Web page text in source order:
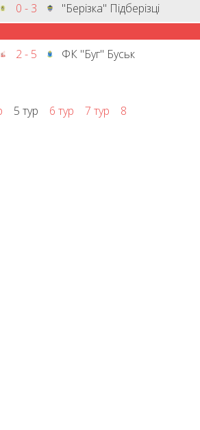
0 - 3
"Берізка" Підберізці
2 - 5 ФК "Буг" Буськ
5 тур 6 тур 7 тур
8